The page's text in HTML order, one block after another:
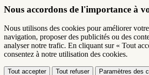
Nous accordons de l'importance à
Nous utilisons des cookies pour améliorer
navigation, proposer des publicités ou des
analyser notre trafic. En cliquant sur « Tout
consentez à notre utilisation des cookies.
Tout accepter Tout refuser Paramètres des